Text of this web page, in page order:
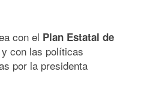
con el Plan Estatal de
y con las políticas
por la presidenta